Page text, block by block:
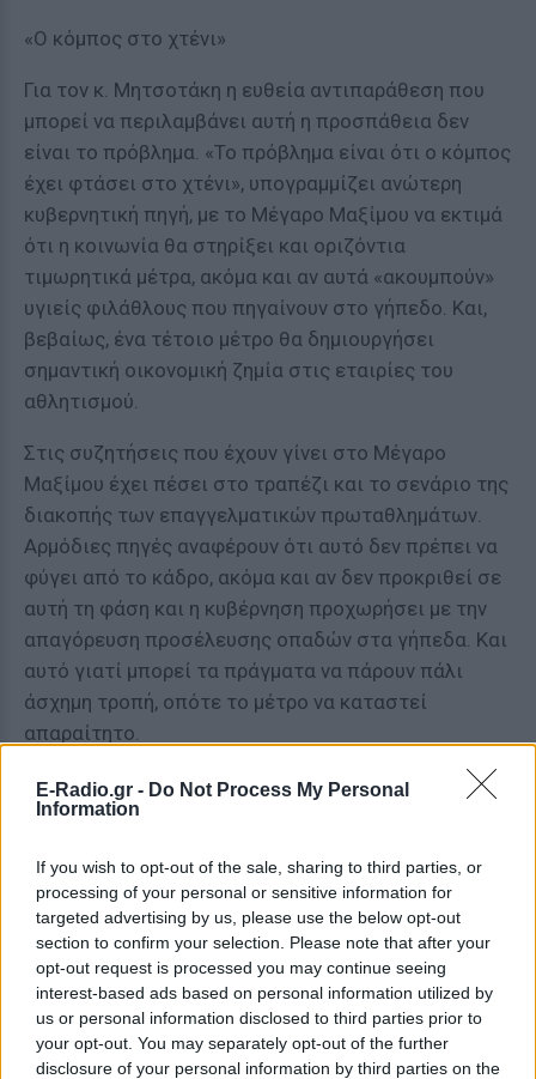
E-Radio.gr - Do Not Process My Personal
Information
If you wish to opt-out of the sale, sharing to third parties, or
processing of your personal or sensitive information for
targeted advertising by us, please use the below opt-out
section to confirm your selection. Please note that after your
opt-out request is processed you may continue seeing
interest-based ads based on personal information utilized by
us or personal information disclosed to third parties prior to
your opt-out. You may separately opt-out of the further
disclosure of your personal information by third parties on the
«Ο κόμπος στο χτένι»
Για τον κ. Μητσοτάκη η ευθεία αντιπαράθεση που
μπορεί να περιλαμβάνει αυτή η προσπάθεια δεν
είναι το πρόβλημα. «Το πρόβλημα είναι ότι ο κόμπος
έχει φτάσει στο χτένι», υπογραμμίζει ανώτερη
κυβερνητική πηγή, με το Μέγαρο Μαξίμου να εκτιμά
ότι η κοινωνία θα στηρίξει και οριζόντια
τιμωρητικά μέτρα, ακόμα και αν αυτά «ακουμπούν»
υγιείς φιλάθλους που πηγαίνουν στο γήπεδο. Και,
βεβαίως, ένα τέτοιο μέτρο θα δημιουργήσει
σημαντική οικονομική ζημία στις εταιρίες του
αθλητισμού.
Στις συζητήσεις που έχουν γίνει στο Μέγαρο
Μαξίμου έχει πέσει στο τραπέζι και το σενάριο της
διακοπής των επαγγελματικών πρωταθλημάτων.
Αρμόδιες πηγές αναφέρουν ότι αυτό δεν πρέπει να
φύγει από το κάδρο, ακόμα και αν δεν προκριθεί σε
αυτή τη φάση και η κυβέρνηση προχωρήσει με την
απαγόρευση προσέλευσης οπαδών στα γήπεδα. Και
αυτό γιατί μπορεί τα πράγματα να πάρουν πάλι
άσχημη τροπή, οπότε το μέτρο να καταστεί
απαραίτητο.
[ΠΗΓΗ]
ΔΙΑΦΗΜΙΣΗ